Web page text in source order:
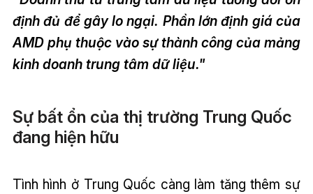
định đủ để gây lo ngại. Phần lớn định giá của
AMD phụ thuộc vào sự thành công của mảng
kinh doanh trung tâm dữ liệu."
Sự bất ổn của thị trường Trung Quốc
đang hiện hữu
Tình hình ở Trung Quốc càng làm tăng thêm sự